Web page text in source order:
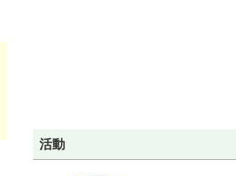
活動